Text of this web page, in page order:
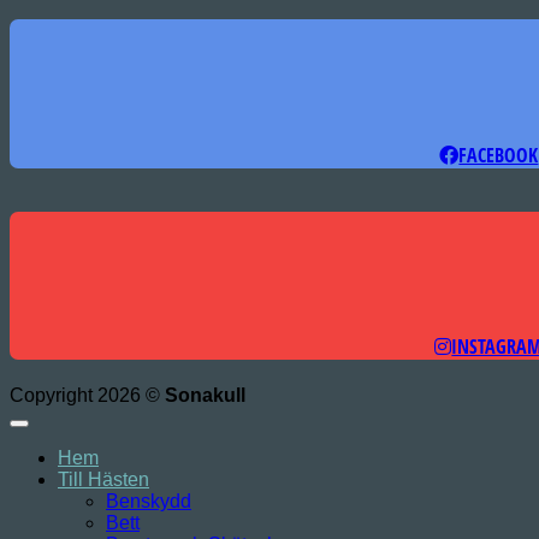
FACEBOOK
Copyright 2026 © Sonakull
Hem
Till Hästen
Benskydd
Bett